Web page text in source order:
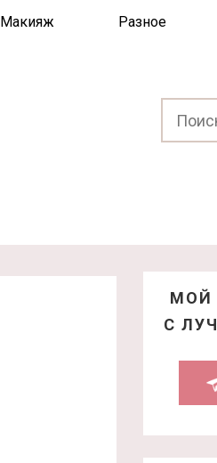
Макияж Разное
МОЙ
С